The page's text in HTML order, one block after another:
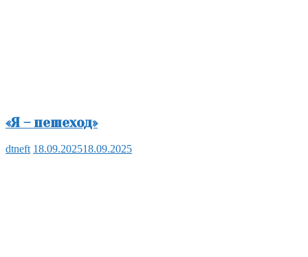
«Я – пешеход»
dtneft 18.09.202518.09.2025